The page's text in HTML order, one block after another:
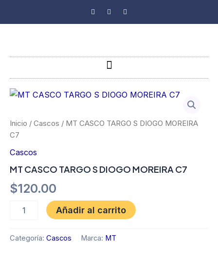
F
a
k
I
n
a
m
T
i
Menu
Inicio / Cascos / MT CASCO TARGO S DIOGO MOREIRA
C7
Cascos
MT CASCO TARGO S DIOGO MOREIRA C7
$120.00
MT
S
DIOGO
C7
Añadir al carrito
Categoría: Cascos Marca: MT